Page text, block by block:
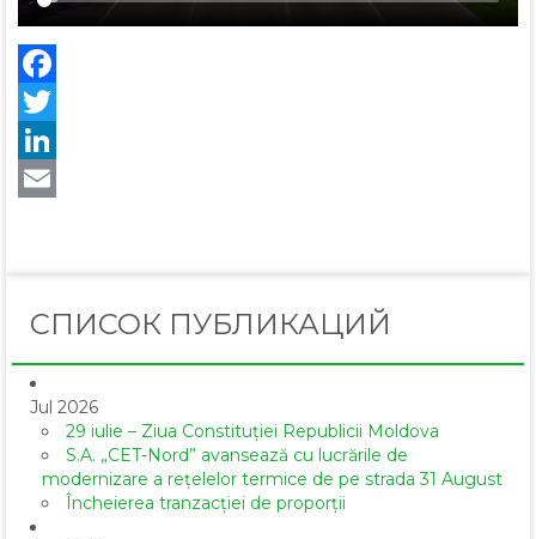
СПИСОК ПУБЛИКАЦИЙ
Jul 2026
29 iulie – Ziua Constituției Republicii Moldova
S.A. „CET-Nord” avansează cu lucrările de
modernizare a rețelelor termice de pe strada 31 August
Încheierea tranzacției de proporții